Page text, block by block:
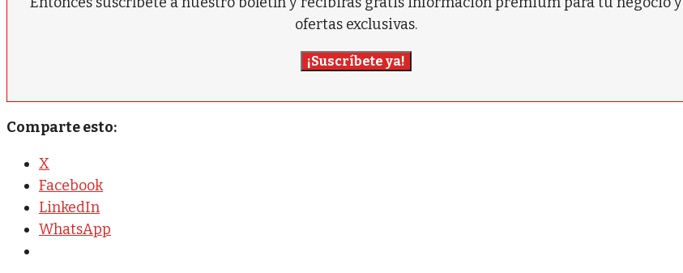
ofertas exclusivas.
¡Suscríbete ya!
Comparte esto:
X
Facebook
LinkedIn
WhatsApp